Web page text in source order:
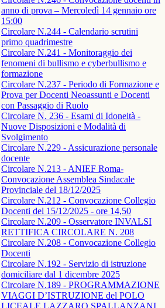
anno di prova – Mercoledì 14 gennaio ore
15:00
Circolare N.244 - Calendario scrutini
primo quadrimestre
Circolare N.241 - Monitoraggio dei
fenomeni di bullismo e cyberbullismo e
formazione
Circolare N.237 - Periodo di Formazione e
Prova per Docenti Neoassunti e Docenti
con Passaggio di Ruolo
Circolare N. 236 - Esami di Idoneità -
Nuove Disposizioni e Modalità di
Svolgimento
Circolare N.229 - Assicurazione personale
docente
Circolare N.213 - ANIEF Roma-
Convocazione Assemblea Sindacale
Provinciale del 18/12/2025
Circolare N.212 - Convocazione Collegio
Docenti del 15/12/2025 - ore 14,50
Circolare N.209 - Osservatore INVALSI
RETTIFICA CIRCOLARE N. 208
Circolare N.208 - Convocazione Collegio
Docenti
Circolare N.192 - Servizio di istruzione
domiciliare dal 1 dicembre 2025
Circolare N.189 - PROGRAMMAZIONE
VIAGGI D’ISTRUZIONE del POLO